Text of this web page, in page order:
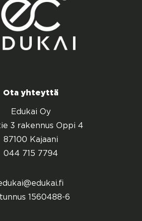
Ota yhteyttä
Edukai Oy
3 rakennus Oppi 4
87100 Kajaani
044 715 7794
1560488-6